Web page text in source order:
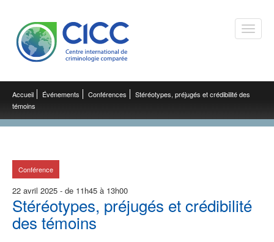
Toggle
Accueil Événements Conférences
Stéréotypes, préjugés et crédibilité des
témoins
Conférence
22 avril 2025 - de 11h45 à 13h00
Stéréotypes, préjugés et crédibilité
des témoins